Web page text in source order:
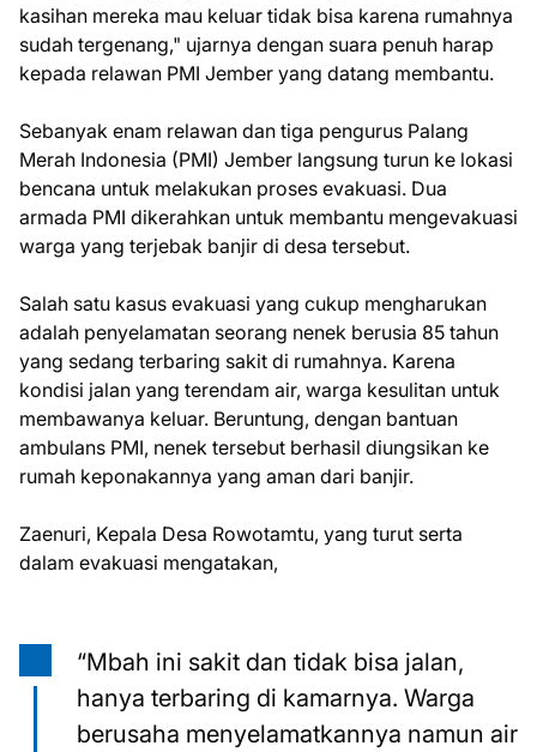
kasihan mereka mau keluar tidak bisa karena rumahnya
sudah tergenang," ujarnya dengan suara penuh harap
kepada relawan PMI Jember yang datang membantu.
Sebanyak enam relawan dan tiga pengurus Palang
Merah Indonesia (PMI) Jember langsung turun ke lokasi
bencana untuk melakukan proses evakuasi. Dua
armada PMI dikerahkan untuk membantu mengevakuasi
warga yang terjebak banjir di desa tersebut.
Salah satu kasus evakuasi yang cukup mengharukan
adalah penyelamatan seorang nenek berusia 85 tahun
yang sedang terbaring sakit di rumahnya. Karena
kondisi jalan yang terendam air, warga kesulitan untuk
membawanya keluar. Beruntung, dengan bantuan
ambulans PMI, nenek tersebut berhasil diungsikan ke
rumah keponakannya yang aman dari banjir.
Zaenuri, Kepala Desa Rowotamtu, yang turut serta
dalam evakuasi mengatakan,
“Mbah ini sakit dan tidak bisa jalan,
hanya terbaring di kamarnya. Warga
berusaha menyelamatkannya namun air